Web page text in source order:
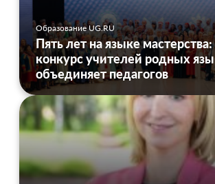
Образование UG.RU
Пять лет на языке мастерства:
конкурс учителей родных
объединяет педагогов